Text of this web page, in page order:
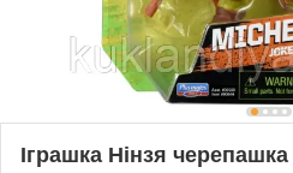
Іграшка Нінзя